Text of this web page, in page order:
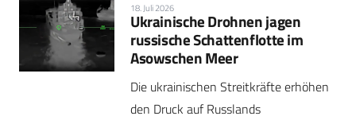
18. Juli 2026
Ukrainische Drohnen jagen
russische Schattenflotte im
Asowschen Meer
Die ukrainischen Streitkräfte erhöhen
den Druck auf Russlands